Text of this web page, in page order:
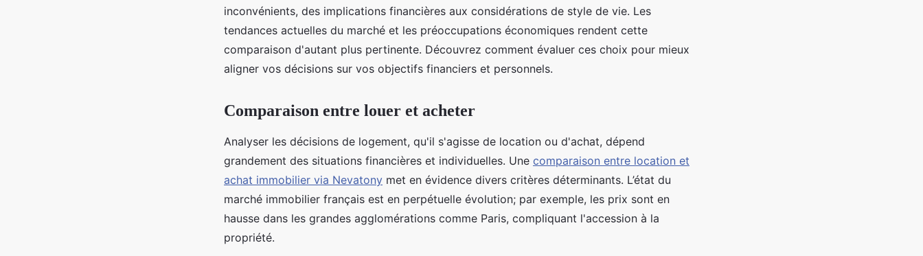
immobilier : quel option choisir ?
inconvénients, des implications financières aux considérations de style de vie. Les
tendances actuelles du marché et les préoccupations économiques rendent cette
comparaison d'autant plus pertinente. Découvrez comment évaluer ces choix pour mieux
aligner vos décisions sur vos objectifs financiers et personnels.
Comparaison entre louer et acheter
Analyser les décisions de logement, qu'il s'agisse de location ou d'achat, dépend
grandement des situations financières et individuelles. Une comparaison entre location et
achat immobilier via Nevatony met en évidence divers critères déterminants. L’état du
marché immobilier français est en perpétuelle évolution; par exemple, les prix sont en
hausse dans les grandes agglomérations comme Paris, compliquant l'accession à la
propriété.